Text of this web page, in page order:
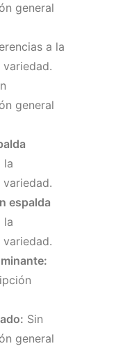
general
a la
general
la
espalda
la
Sin
general